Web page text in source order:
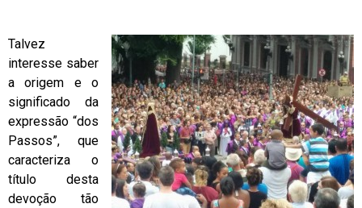
Talvez
interesse saber
a origem e o
significado da
expressão “dos
Passos”, que
caracteriza o
título desta
devoção tão